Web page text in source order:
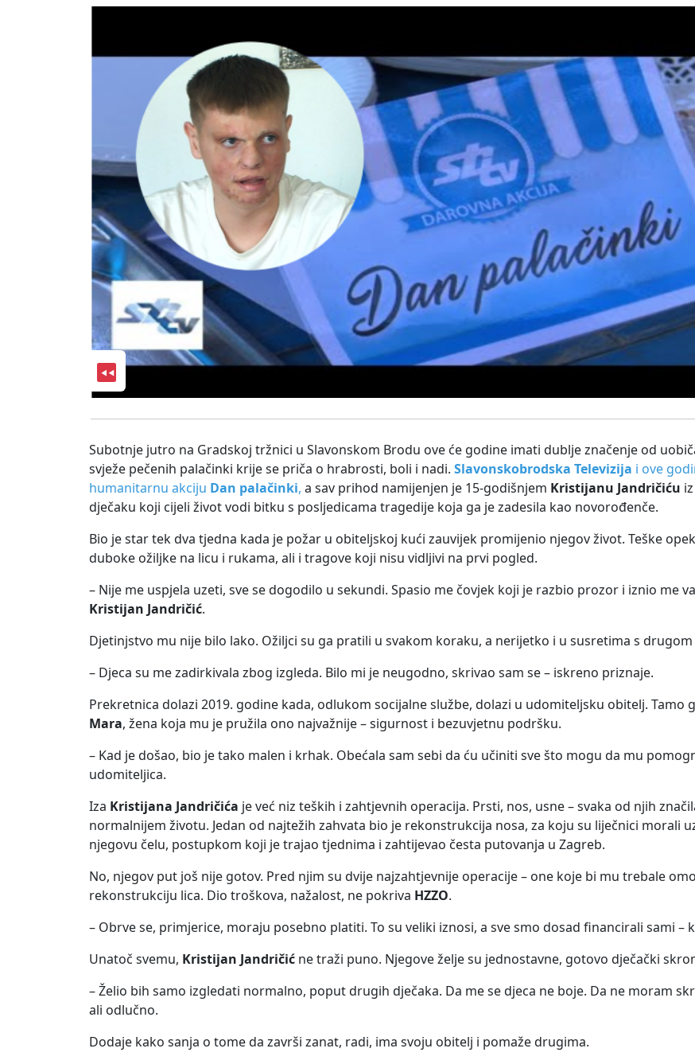
Subotnje jutro na Gradskoj tržnici u Slavonskom Brodu ove će godine imati dublje značenje od
svježe pečenih palačinki krije se priča o hrabrosti, boli i nadi. Slavonskobrodska Televizija i ove
humanitarnu akciju Dan palačinki, a sav prihod namijenjen je 15-godišnjem Kristijanu Jandričiću
dječaku koji cijeli život vodi bitku s posljedicama tragedije koja ga je zadesila kao novorođenče.
Bio je star tek dva tjedna kada je požar u obiteljskoj kući zauvijek promijenio njegov život. Teške
duboke ožiljke na licu i rukama, ali i tragove koji nisu vidljivi na prvi pogled.
– Nije me uspjela uzeti, sve se dogodilo u sekundi. Spasio me čovjek koji je razbio prozor i iznio me
Kristijan Jandričić.
Djetinjstvo mu nije bilo lako. Ožiljci su ga pratili u svakom koraku, a nerijetko i u susretima s
– Djeca su me zadirkivala zbog izgleda. Bilo mi je neugodno, skrivao sam se – iskreno priznaje.
Prekretnica dolazi 2019. godine kada, odlukom socijalne službe, dolazi u udomiteljsku obitelj. Tamo
Mara, žena koja mu je pružila ono najvažnije – sigurnost i bezuvjetnu podršku.
– Kad je došao, bio je tako malen i krhak. Obećala sam sebi da ću učiniti sve što mogu da mu
udomiteljica.
Iza Kristijana Jandričića je već niz teških i zahtjevnih operacija. Prsti, nos, usne – svaka od njih
normalnijem životu. Jedan od najtežih zahvata bio je rekonstrukcija nosa, za koju su liječnici morali
njegovu čelu, postupkom koji je trajao tjednima i zahtijevao česta putovanja u Zagreb.
No, njegov put još nije gotov. Pred njim su dvije najzahtjevnije operacije – one koje bi mu trebale
rekonstrukciju lica. Dio troškova, nažalost, ne pokriva HZZO.
– Obrve se, primjerice, moraju posebno platiti. To su veliki iznosi, a sve smo dosad financirali sami –
Unatoč svemu, Kristijan Jandričić ne traži puno. Njegove želje su jednostavne, gotovo dječački
– Želio bih samo izgledati normalno, poput drugih dječaka. Da me se djeca ne boje. Da ne moram
ali odlučno.
Dodaje kako sanja o tome da završi zanat, radi, ima svoju obitelj i pomaže drugima.